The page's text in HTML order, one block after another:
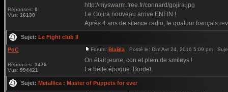
Réponses: 0
Vus: 16130
http://myswarm.free.fr/connard/gojira.jpg
Le Gojira nouveau arrive ENFIN !
Après 4 ans de silence radio, le quatuor français
Sujet: Le Fight club II
PoC
Réponses: 1479
Vus: 994421
Forum: BlaBla Posté le: Dim Avr 24, 2016 5:09 pm
On était jeune, con et plein de smileys !
La belle époque. Bordel.
Sujet: Metallica : Master of Puppets for ever